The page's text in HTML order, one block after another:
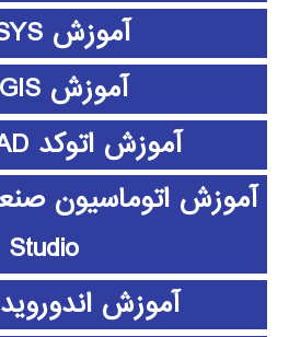
آموزش ANSYS
آموزش ArcGIS
آموزش اتوکد AUTOCAD
Studio
آموزش اندوروید android